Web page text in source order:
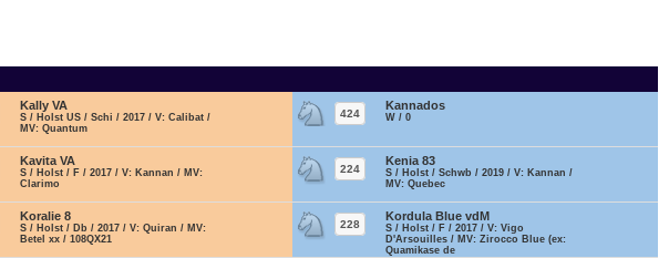
Kally VA
S / Holst US / Schi / 2017 / V: Calibat /
MV: Quantum
424
Kannados
W / 0
Kavita VA
S / Holst / F / 2017 / V: Kannan / MV:
Clarimo
224
Kenia 83
S / Holst / Schwb / 2019 / V: Kannan /
MV: Quebec
Koralie 8
S / Holst / Db / 2017 / V: Quiran / MV:
Betel xx / 108QX21
228
Kordula Blue vdM
S / Holst / F / 2017 / V: Vigo
D'Arsouilles / MV: Zirocco Blue (ex:
Quamikase de